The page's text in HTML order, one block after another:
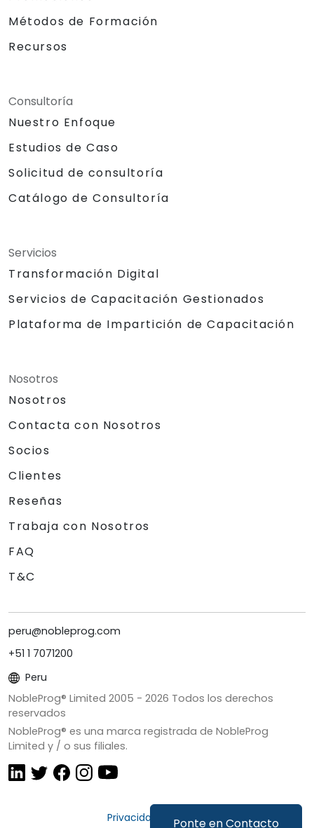
Ponte en Contacto
Métodos de Formación
Recursos
Consultoría
Nuestro Enfoque
Estudios de Caso
Solicitud de consultoría
Catálogo de Consultoría
Servicios
Transformación Digital
Servicios de Capacitación Gestionados
Plataforma de Impartición de Capacitación
Nosotros
Nosotros
Contacta con Nosotros
Socios
Clientes
Reseñas
Trabaja con Nosotros
FAQ
T&C
peru@nobleprog.com
+51 1 7071200
Peru
NobleProg® Limited 2005 - 2026 Todos los derechos
reservados
NobleProg® es una marca registrada de NobleProg
Limited y / o sus filiales.
Privacidad y Cookies